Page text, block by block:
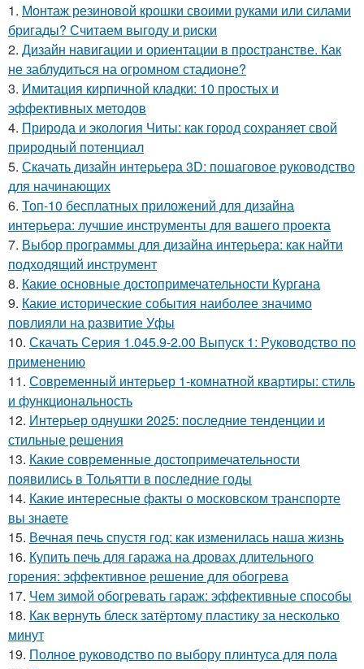
1. Монтаж резиновой крошки своими руками или силами
бригады? Считаем выгоду и риски
2. Дизайн навигации и ориентации в пространстве. Как
не заблудиться на огромном стадионе?
3. Имитация кирпичной кладки: 10 простых и
эффективных методов
4. Природа и экология Читы: как город сохраняет свой
природный потенциал
5. Скачать дизайн интерьера 3D: пошаговое руководство
для начинающих
6. Топ-10 бесплатных приложений для дизайна
интерьера: лучшие инструменты для вашего проекта
7. Выбор программы для дизайна интерьера: как найти
подходящий инструмент
8. Какие основные достопримечательности Кургана
9. Какие исторические события наиболее значимо
повлияли на развитие Уфы
10. Скачать Серия 1.045.9-2.00 Выпуск 1: Руководство по
применению
11. Современный интерьер 1-комнатной квартиры: стиль
и функциональность
12. Интерьер однушки 2025: последние тенденции и
стильные решения
13. Какие современные достопримечательности
появились в Тольятти в последние годы
14. Какие интересные факты о московском транспорте
вы знаете
15. Вечная печь спустя год: как изменилась наша жизнь
16. Купить печь для гаража на дровах длительного
горения: эффективное решение для обогрева
17. Чем зимой обогревать гараж: эффективные способы
18. Как вернуть блеск затёртому пластику за несколько
минут
19. Полное руководство по выбору плинтуса для пола